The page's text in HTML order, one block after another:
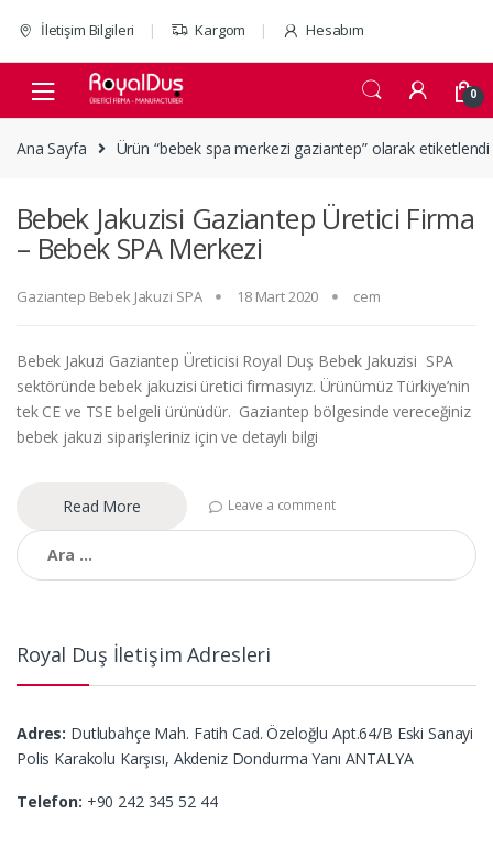
İletişim Bilgileri Kargom Hesabım
0
Ana Sayfa Ürün “bebek spa merkezi gaziantep” olarak etiketlendi
Bebek Jakuzisi Gaziantep Üretici Firma
– Bebek SPA Merkezi
Gaziantep Bebek Jakuzi SPA 18 Mart 2020 cem
Bebek Jakuzi Gaziantep Üreticisi Royal Duş Bebek Jakuzisi SPA
sektöründe bebek jakuzisi üretici firmasıyız. Ürünümüz Türkiye’nin
tek CE ve TSE belgeli ürünüdür. Gaziantep bölgesinde vereceğiniz
bebek jakuzi siparişleriniz için ve detaylı bilgi
Read More Leave a comment
Arama:
Royal Duş İletişim Adresleri
Adres: Dutlubahçe Mah. Fatih Cad. Özeloğlu Apt.64/B Eski Sanayi
Polis Karakolu Karşısı, Akdeniz Dondurma Yanı ANTALYA
Telefon: +90 242 345 52 44